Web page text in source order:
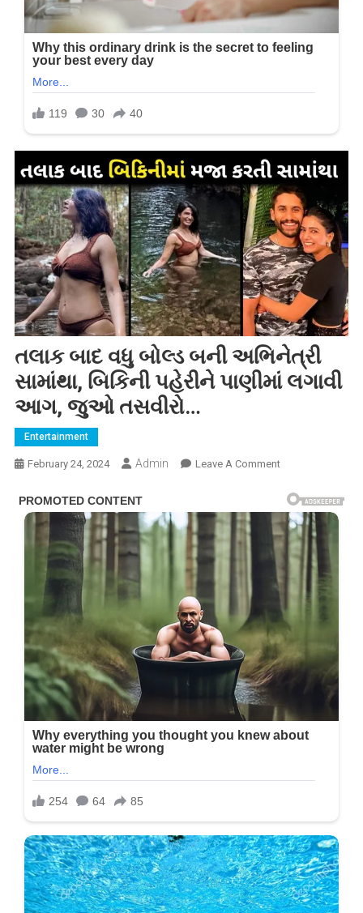
તલાક બાદ વધુ બોલ્ડ બની અભિનેત્રી
સામાંથા, બિકિની પહેરીને પાણીમાં લગાવી
આગ, જુઓ તસવીરો…
Entertainment
February 24, 2024 Admin Leave A CommentOn
બાદ
વધુ
બોલ્ડ
બની
અભિનેત્રી
સામાંથા,
બિકિની
પહેરીને
લગાવી
તસવીરો…